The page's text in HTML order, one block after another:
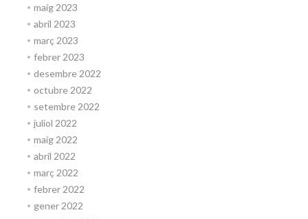
maig 2023
abril 2023
març 2023
febrer 2023
desembre 2022
octubre 2022
setembre 2022
juliol 2022
maig 2022
abril 2022
març 2022
febrer 2022
gener 2022